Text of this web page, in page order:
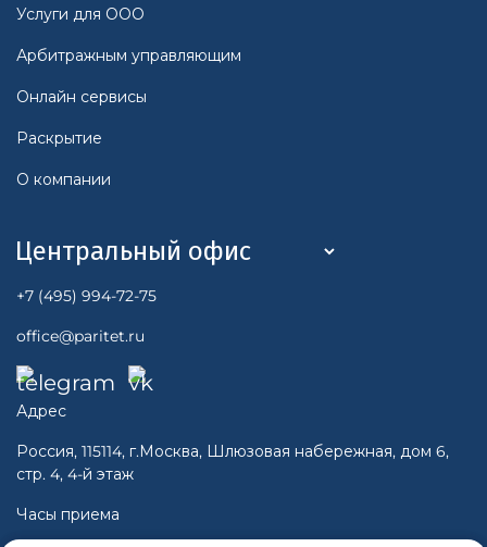
Услуги для ООО
Арбитражным управляющим
Онлайн сервисы
Раскрытие
О компании
+7 (495) 994-72-75
office@paritet.ru
Адрес
Россия, 115114, г.Москва, Шлюзовая набережная, дом 6,
стр. 4, 4-й этаж
Часы приема